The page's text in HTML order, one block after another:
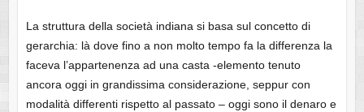
La struttura della società indiana si basa sul concetto di
gerarchia: là dove fino a non molto tempo fa la differenza la
faceva l’appartenenza ad una casta -elemento tenuto
ancora oggi in grandissima considerazione, seppur con
modalità differenti rispetto al passato – oggi sono il denaro e